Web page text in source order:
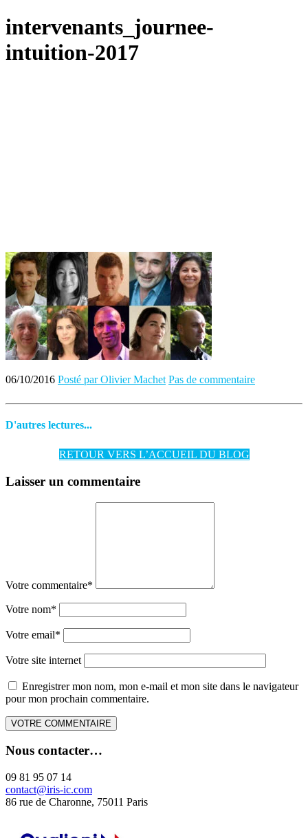
intervenants_journee-
intuition-2017
06/10/2016 Posté par Olivier Machet Pas de commentaire
D'autres lectures...
RETOUR VERS L’ACCUEIL DU BLOG
Laisser un commentaire
Votre commentaire*
Votre nom*
Votre email*
Votre site internet
Enregistrer mon nom, mon e-mail et mon site dans le navigateur
pour mon prochain commentaire.
Nous contacter…
09 81 95 07 14
contact@iris-ic.com
86 rue de Charonne, 75011 Paris